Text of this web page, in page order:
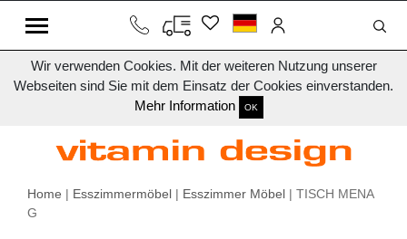
Wir verwenden Cookies. Mit der weiteren Nutzung unserer
Webseiten sind Sie mit dem Einsatz der Cookies einverstanden.
Mehr Information
OK
Home | Esszimmermöbel | Esszimmer Möbel | TISCH MENA
G